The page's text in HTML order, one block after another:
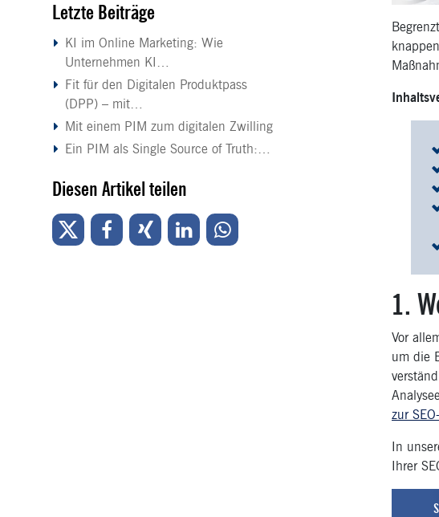
Letzte Beiträge
KI im Online Marketing: Wie
Unternehmen KI…
Fit für den Digitalen Produktpass
(DPP) – mit…
Mit einem PIM zum digitalen Zwilling
Ein PIM als Single Source of Truth:…
Diesen Artikel teilen
1.
Vor
um die
zur
In
Ihrer